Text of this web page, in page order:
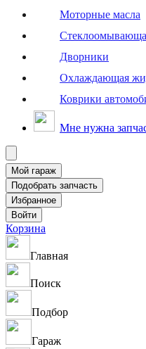
Моторные масла
Дворники
Охлаждающая
Коврики
Мне нужна
Корзина
Главная
Поиск
Подбор
Гараж